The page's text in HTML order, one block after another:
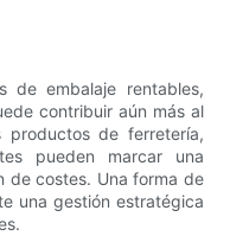
de embalaje rentables,
contribuir aún más al
de ferretería,
pueden marcar una
de costes. Una forma de
una gestión estratégica